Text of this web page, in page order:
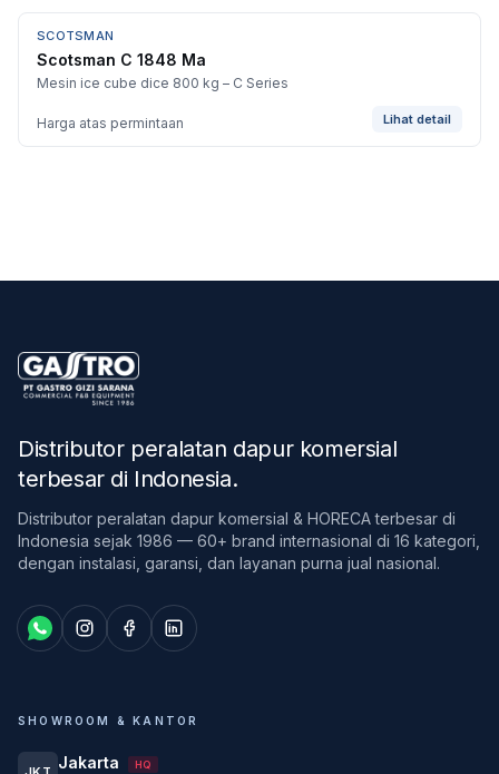
SCOTSMAN
Scotsman C 1848 Ma
Mesin ice cube dice 800 kg – C Series
Harga atas permintaan Lihat detail
Distributor peralatan dapur komersial
terbesar di Indonesia.
Distributor peralatan dapur komersial & HORECA terbesar di
Indonesia sejak 1986 — 60+ brand internasional di 16 kategori,
dengan instalasi, garansi, dan layanan purna jual nasional.
SHOWROOM & KANTOR
Jakarta HQ